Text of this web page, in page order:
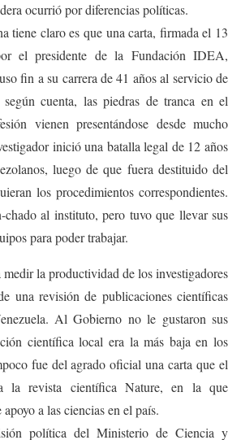
ocurrió por diferencias políticas.
tiene claro es que una carta, firmada el 13
el presidente de la Fundación IDEA,
fin a su carrera de 41 años al servicio de
cuenta, las piedras de tranca en el
vienen presentándose desde mucho
inició una batalla legal de 12 años
luego de que fuera destituido del
los procedimientos correspondientes.
chado al instituto, pero tuvo que llevar sus
para poder trabajar.
medir la productividad de los investigadores
una revisión de publicaciones científicas
Al Gobierno no le gustaron sus
científica local era la más baja en los
fue del agrado oficial una carta que el
la revista científica Nature, en la que
a las ciencias en el país.
política del Ministerio de Ciencia y